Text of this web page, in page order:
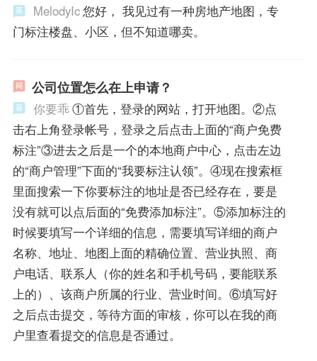
MelodyIc您好， 我见过有一种房地产地图，专
门标注楼盘、小区，但不知道哪卖。
公司位置怎么在上申请？
你要乖①首先，登录的网站，打开地图。②点
击右上角登录帐号，登录之后点击上面的“商户免费
标注”③进去之后是一个的本地商户中心，点击左边
的“商户管理”下面的“我要标注认领”。④现在搜索框
里面搜索一下你要标注的地址是否已经存在，要是
没有就可以点后面的“免费添加标注”。⑤添加标注的
时候要填写一个详细的信息，需要填写详细的商户
名称、地址、地图上面的精确位置、营业执照、商
户电话、联系人（你的姓名和手机号码，要能联系
上的）、该商户所属的行业、营业时间。⑥填写好
之后点击提交，等待方面的审核，你可以在我的商
户里查看提交的信息是否通过。